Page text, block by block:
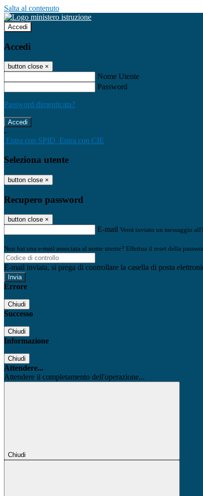
Salta al contenuto
Accedi
Accedi
button close ×
Nome Utente
Password
Password dimenticata?
-
Entra con SPID Entra con CIE
Seleziona utente
button close ×
Recupero password
button close ×
E-mail Verrà inviato un messaggio
Non hai una e-mail associata al nome utente? Effettua il reset della
E-mail inviata, si prega di controllare la casella di posta
Errore
Chiudi
Successo
Chiudi
Informazione
Chiudi
Attendere...
Attendere il completamento dell'operazione...
Chiudi